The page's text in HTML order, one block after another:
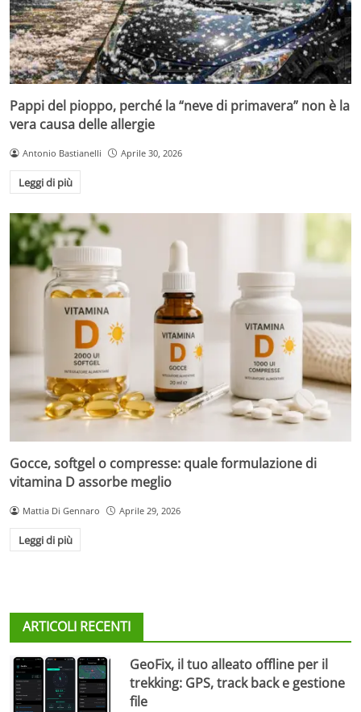
Pappi del pioppo, perché la “neve di primavera” non è la
vera causa delle allergie
Antonio Bastianelli Aprile 30, 2026
Leggi di più
Gocce, softgel o compresse: quale formulazione di
vitamina D assorbe meglio
Mattia Di Gennaro Aprile 29, 2026
Leggi di più
ARTICOLI RECENTI
GeoFix, il tuo alleato offline per il
trekking: GPS, track back e gestione
file